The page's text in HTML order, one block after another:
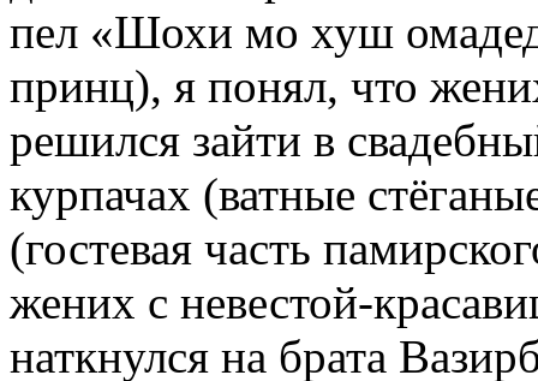
пел «Шохи мо хуш
принц), я понял, что
решился зайти в
курпачах (ватные
(гостевая часть
жених с невестой-
наткнулся на брата